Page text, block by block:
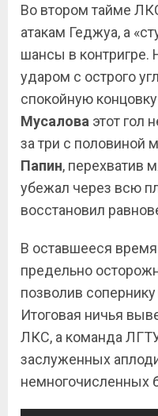
Во втором тайме
атакам Геджуа, а
шансы в контригре.
ударом с острого
спокойную
Мусалова этот гол
за три с половиной
Папин, перехватив
убежал через всю
восстановил
В оставшееся время
предельно
позволив сопернику
Итоговая ничья
ЛКС, а команда
заслуженных
немногочисленных